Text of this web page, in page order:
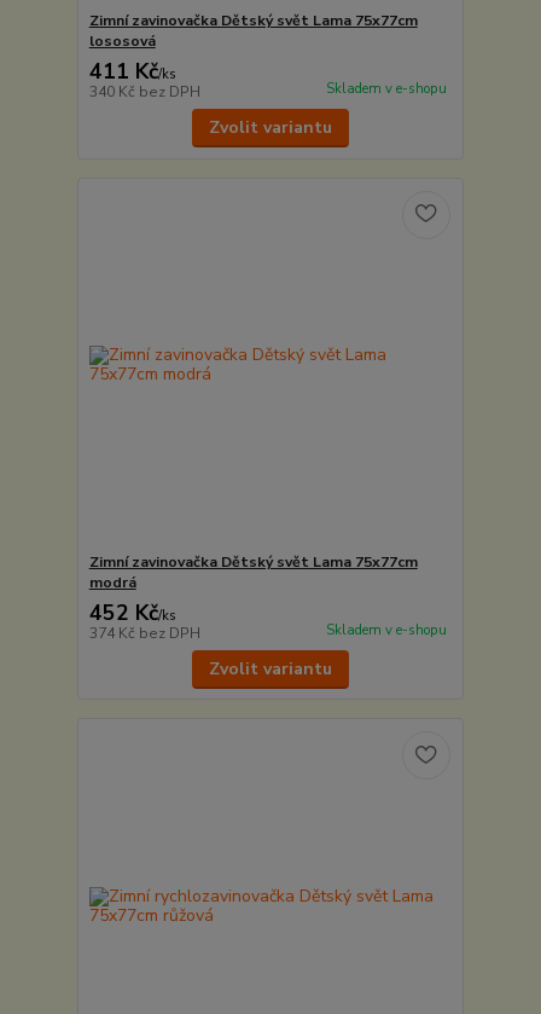
Zimní zavinovačka Dětský svět Lama 75x77cm
lososová
411 Kč/ks
340 Kč bez DPH Skladem v e-shopu
Zvolit variantu
Zimní zavinovačka Dětský svět Lama 75x77cm
modrá
452 Kč/ks
374 Kč bez DPH Skladem v e-shopu
Zvolit variantu